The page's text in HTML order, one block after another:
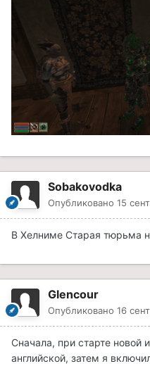
Sobakovodka
Опубликовано 15
В Хелниме Старая тюрьма
Glencour
Опубликовано 16
Сначала, при старте новой
английской, затем я